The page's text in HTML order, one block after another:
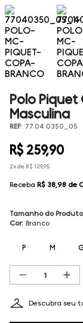
Polo
Masculina
REF: 77.04.0350_05
R$ 259,90
2x de R$ 129,95
Receba R$ 38,98 de
Tamanho do Produto
Cor: Branco
P M
Descubra seu